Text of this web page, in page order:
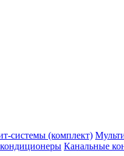
системы (комплект)
Канальные